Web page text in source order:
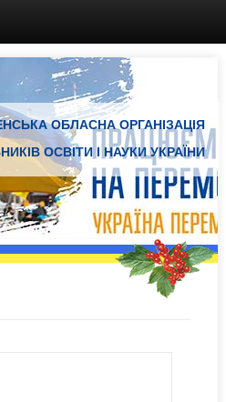
ОБЛАСНА ОРГАНІЗАЦІЯ
ОСВІТИ І НАУКИ УКРАЇНИ